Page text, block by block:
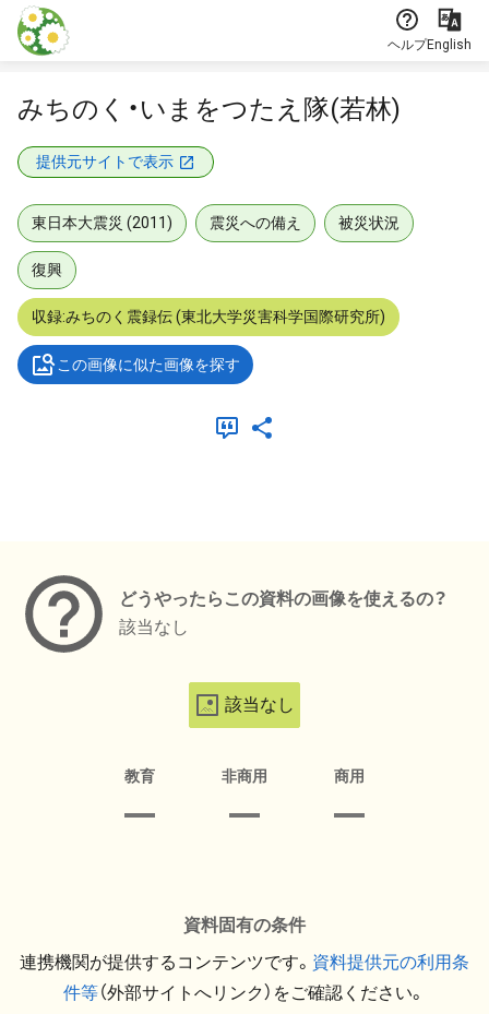
本文に飛ぶ
ヘルプEnglish
みちのく・いまをつたえ隊(若林)
提供元サイトで表示
東日本大震災 (2011) 震災への備え 被災状況
復興
収録:みちのく震録伝 (東北大学災害科学国際研究所)
この画像に似た画像を探す
どうやったらこの資料の画像を使えるの？
該当なし
該当なし
教育 非商用 商用
資料固有の条件
連携機関が提供するコンテンツです。 資料提供元の利用条
件等（外部サイトへリンク）をご確認ください。